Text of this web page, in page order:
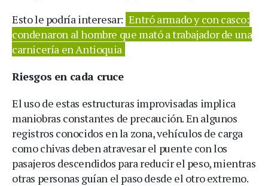
Esto le podría interesar: Entró armado y con casco:
condenaron al hombre que mató a trabajador de una
carnicería en Antioquia
Riesgos en cada cruce
El uso de estas estructuras improvisadas implica
maniobras constantes de precaución. En algunos
registros conocidos en la zona, vehículos de carga
como chivas deben atravesar el puente con los
pasajeros descendidos para reducir el peso, mientras
otras personas guían el paso desde el otro extremo.